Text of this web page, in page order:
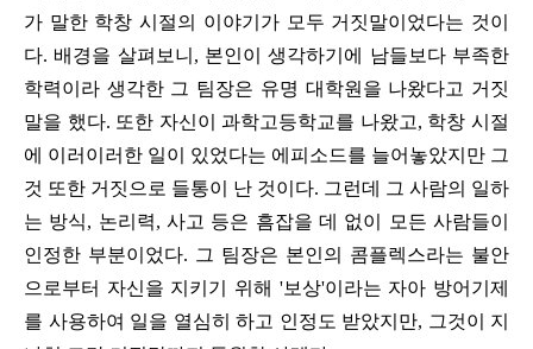
가 말한 학창 시절의 이야기가 모두 거짓말이었다는 것이
다. 배경을 살펴보니, 본인이 생각하기에 남들보다 부족한
학력이라 생각한 그 팀장은 유명 대학원을 나왔다고 거짓
말을 했다. 또한 자신이 과학고등학교를 나왔고, 학창 시절
에 이러이러한 일이 있었다는 에피소드를 늘어놓았지만 그
것 또한 거짓으로 들통이 난 것이다. 그런데 그 사람의 일하
는 방식, 논리력, 사고 등은 흠잡을 데 없이 모든 사람들이
인정한 부분이었다. 그 팀장은 본인의 콤플렉스라는 불안
으로부터 자신을 지키기 위해 '보상'이라는 자아 방어기제
를 사용하여 일을 열심히 하고 인정도 받았지만, 그것이 지